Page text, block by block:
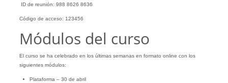
ID de reunión: 988 8626 8636
Código de acceso: 123456
Módulos del curso
El curso se ha celebrado en los últimas semanas en formato online con los
siguientes módulos:
Plataforma – 30 de abril